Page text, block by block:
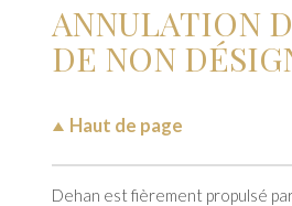
ANNULATION
DE NON
Haut de page
Dehan est fièrement propulsé